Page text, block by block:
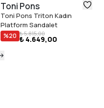
Toni Pons
Toni Pons Triton Kadın
Platform Sandalet
%20 ₺ 5.815,00
₺ 4.649,00